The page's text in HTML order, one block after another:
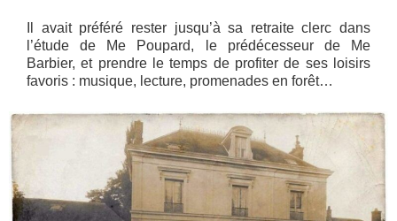
Il avait préféré rester jusqu’à sa retraite clerc dans
l’étude de Me Poupard, le prédécesseur de Me
Barbier, et prendre le temps de profiter de ses loisirs
favoris : musique, lecture, promenades en forêt…